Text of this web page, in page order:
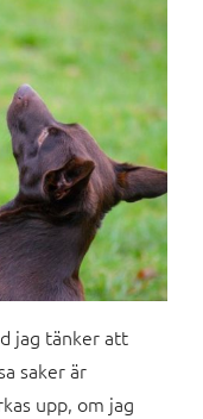
jag tänker att
saker är
upp, om jag